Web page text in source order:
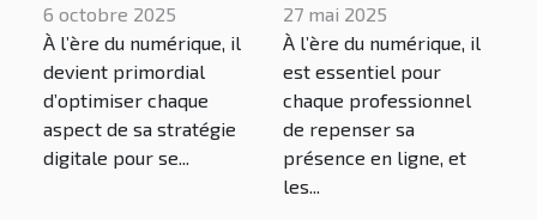
optimisation
pour moteurs de
recherche peut
transformer
votre stratégie
6 octobre 2025
À l’ère du numérique, il
devient primordial
d’optimiser chaque
aspect de sa stratégie
digitale pour se...
peut
transformer
l'activité d'un
plombier
27 mai 2025
À l’ère du numérique, il
est essentiel pour
chaque professionnel
de repenser sa
présence en ligne, et
les...